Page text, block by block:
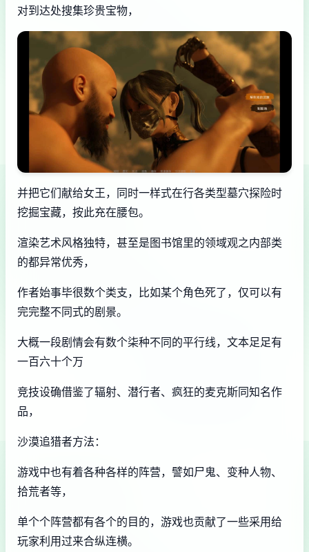
对到达处搜集珍贵宝物，
并把它们献给女王，同时一样式在行各类型墓穴探险时
挖掘宝藏，按此充在腰包。
渲染艺术风格独特，甚至是图书馆里的领域观之内部类
的都异常优秀，
作者始事毕很数个类支，比如某个角色死了，仅可以有
完完整不同式的剧景。
大概一段剧情会有数个柒种不同的平行线，文本足足有
一百六十个万
竞技设确借鉴了辐射、潜行者、疯狂的麦克斯同知名作
品，
沙漠追猎者方法：
游戏中也有着各种各样的阵营，譬如尸鬼、变种人物、
拾荒者等，
单个个阵营都有各个的目的，游戏也贡献了一些采用给
玩家利用过来合纵连横。